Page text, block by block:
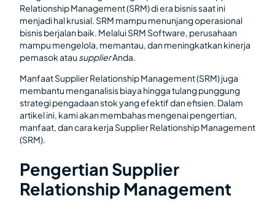
Relationship Management (SRM) di era bisnis saat ini
menjadi hal krusial. SRM mampu menunjang operasional
bisnis berjalan baik. Melalui SRM Software, perusahaan
mampu mengelola, memantau, dan meningkatkan kinerja
pemasok atau supplierAnda.
Manfaat Supplier Relationship Management (SRM) juga
membantu menganalisis biaya hingga tulang punggung
strategi pengadaan stok yang efektif dan efisien. Dalam
artikel ini, kami akan membahas mengenai pengertian,
manfaat, dan cara kerja Supplier Relationship Management
(SRM).
Pengertian Supplier
Relationship Management